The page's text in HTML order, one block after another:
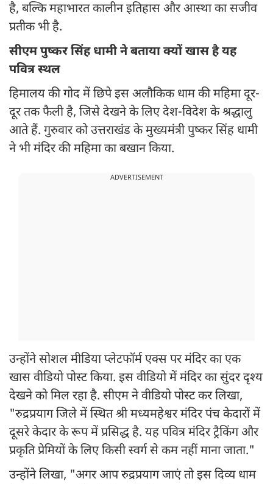
है, बल्कि महाभारत कालीन इतिहास और आस्था का सजीव
प्रतीक भी है.
सीएम पुष्कर सिंह धामी ने बताया क्यों खास है यह
पवित्र स्थल
हिमालय की गोद में छिपे इस अलौकिक धाम की महिमा दूर-
दूर तक फैली है, जिसे देखने के लिए देश-विदेश के श्रद्धालु
आते हैं. गुरुवार को उत्तराखंड के मुख्यमंत्री पुष्कर सिंह धामी
ने भी मंदिर की महिमा का बखान किया.
ADVERTISEMENT
उन्होंने सोशल मीडिया प्लेटफॉर्म एक्स पर मंदिर का एक
खास वीडियो पोस्ट किया. इस वीडियो में मंदिर का सुंदर दृश्य
देखने को मिल रहा है. सीएम ने वीडियो पोस्ट कर लिखा,
"रुद्रप्रयाग जिले में स्थित श्री मध्यमहेश्वर मंदिर पंच केदारों में
दूसरे केदार के रूप में प्रसिद्ध है. यह पवित्र मंदिर ट्रैकिंग और
प्रकृति प्रेमियों के लिए किसी स्वर्ग से कम नहीं माना जाता."
उन्होंने लिखा, "अगर आप रुद्रप्रयाग जाएं तो इस दिव्य धाम